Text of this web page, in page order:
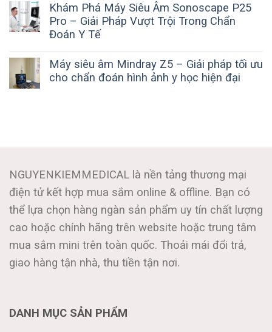
Khám Phá Máy Siêu Âm Sonoscape P25
Pro – Giải Pháp Vượt Trội Trong Chẩn
Đoán Y Tế
Máy siêu âm Mindray Z5 – Giải pháp tối ưu
cho chẩn đoán hình ảnh y học hiện đại
NGUYENKIEMMEDICAL là nền tảng thương mại
điện tử kết hợp mua sắm online & offline. Bạn có
thể lựa chọn hàng ngàn sản phẩm uy tín chất lượng
cao hoặc chính hãng trên website hoặc trung tâm
mua sắm mini trên toàn quốc. Thoải mái đổi trả,
giao hàng tận nhà, thu tiền tận nơi.
DANH MỤC SẢN PHẨM